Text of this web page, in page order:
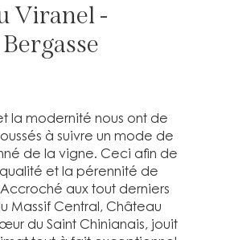
Viranel -
la modernité nous ont de
à suivre un mode de
de la vigne. Ceci afin de
et la pérennité de
aux tout derniers
Massif Central, Château
du Saint Chinianais, jouit